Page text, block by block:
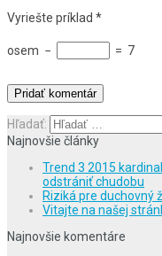
Vyriešte príklad *
osem − = 7
Hľadať:
Najnovšie články
Trend 3 2015
odstrániť chudobu
Riziká pre duchovný
Vitajte na našej
Najnovšie komentáre